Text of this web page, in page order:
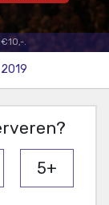
.
5+